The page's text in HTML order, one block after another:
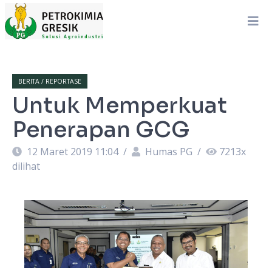
BERITA / REPORTASE
Untuk Memperkuat
Penerapan GCG
12 Maret 2019 11:04 / Humas PG / 7213x
dilihat